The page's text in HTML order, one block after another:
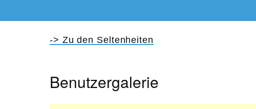
Inhalt
-> Zu den Seltenheiten
Benutzergalerie